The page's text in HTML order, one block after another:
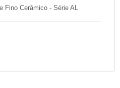
Fino Cerâmico - Série AL